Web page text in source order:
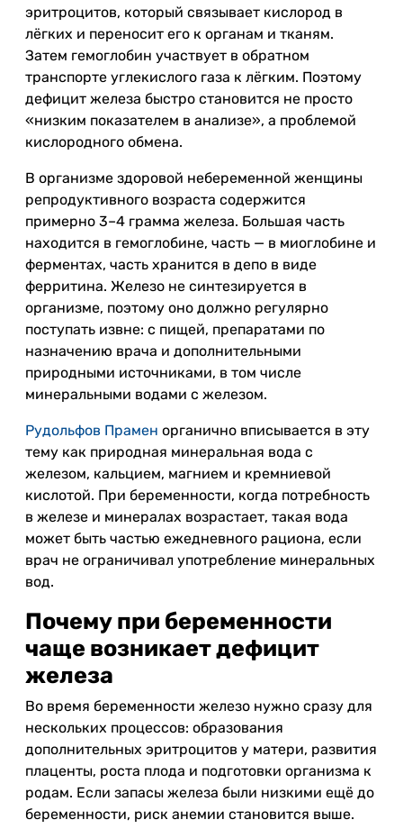
эритроцитов, который связывает кислород в
лёгких и переносит его к органам и тканям.
Затем гемоглобин участвует в обратном
транспорте углекислого газа к лёгким. Поэтому
дефицит железа быстро становится не просто
«низким показателем в анализе», а проблемой
кислородного обмена.
В организме здоровой небеременной женщины
репродуктивного возраста содержится
примерно 3–4 грамма железа. Большая часть
находится в гемоглобине, часть — в миоглобине и
ферментах, часть хранится в депо в виде
ферритина. Железо не синтезируется в
организме, поэтому оно должно регулярно
поступать извне: с пищей, препаратами по
назначению врача и дополнительными
природными источниками, в том числе
минеральными водами с железом.
Рудольфов Прамен органично вписывается в эту
тему как природная минеральная вода с
железом, кальцием, магнием и кремниевой
кислотой. При беременности, когда потребность
в железе и минералах возрастает, такая вода
может быть частью ежедневного рациона, если
врач не ограничивал употребление минеральных
вод.
Почему при беременности
чаще возникает дефицит
железа
Во время беременности железо нужно сразу для
нескольких процессов: образования
дополнительных эритроцитов у матери, развития
плаценты, роста плода и подготовки организма к
родам. Если запасы железа были низкими ещё до
беременности, риск анемии становится выше.